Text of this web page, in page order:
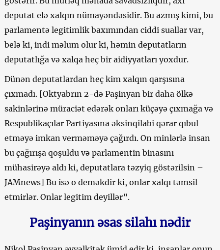
deputat elə xalqın nümayəndəsidir. Bu azmış kimi, bu
parlamentə legitimlik baxımından ciddi suallar var,
belə ki, indi məlum olur ki, həmin deputatların
deputatlığa və xalqa heç bir aidiyyatları yoxdur.
Dünən deputatlardan heç kim xalqın qarşısına
çıxmadı. [Oktyabrın 2-də Paşinyan bir daha ölkə
sakinlərinə müraciət edərək onları küçəyə çıxmağa və
Respublikaçılar Partiyasına əksinqilabi qərar qıbul
etməyə imkan verməməyə çağırdı. On minlərlə insan
bu çağırışa qoşuldu və parlamentin binasını
mühasirəyə aldı ki, deputatlara təzyiq göstərilsin –
JAMnews] Bu isə o deməkdir ki, onlar xalqı təmsil
etmirlər. Onlar legitim deyillər”.
Paşinyanın əsas silahı nədir